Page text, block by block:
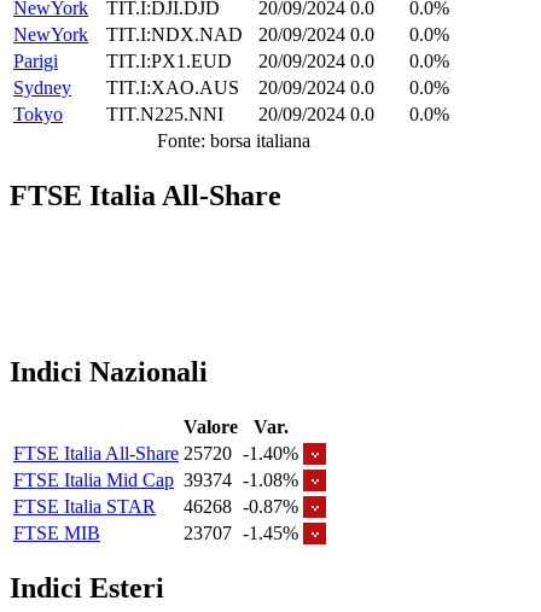
NewYork
TIT.I:DJI.DJD 20/09/2024 0.0
0.0%
NewYork
TIT.I:NDX.NAD 20/09/2024 0.0
0.0%
Parigi
TIT.I:PX1.EUD 20/09/2024 0.0
0.0%
Sydney
TIT.I:XAO.AUS 20/09/2024 0.0
0.0%
Tokyo
TIT.N225.NNI 20/09/2024 0.0
0.0%
Fonte: borsa italiana
FTSE Italia All-Share
Indici Nazionali
Valore
Var.
FTSE Italia All-Share 25720 -1.40%
FTSE Italia Mid Cap 39374 -1.08%
FTSE Italia STAR
46268 -0.87%
FTSE MIB
23707 -1.45%
Indici Esteri